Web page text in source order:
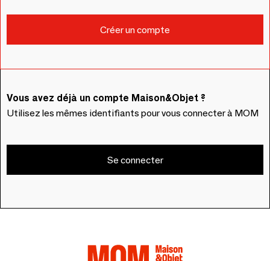
Vous avez déjà un compte Maison&Objet ?
Utilisez les mêmes identifiants pour vous connecter à MOM
Se connecter